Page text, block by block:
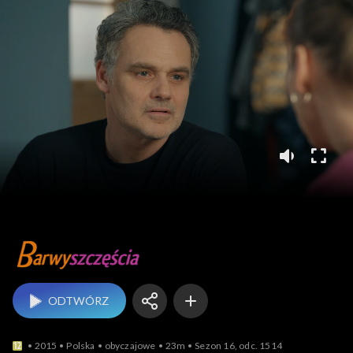
Barwy szczęścia
ODTWÓRZ
2015 Polska obyczajowe 23m Sezon 16, odc. 1514